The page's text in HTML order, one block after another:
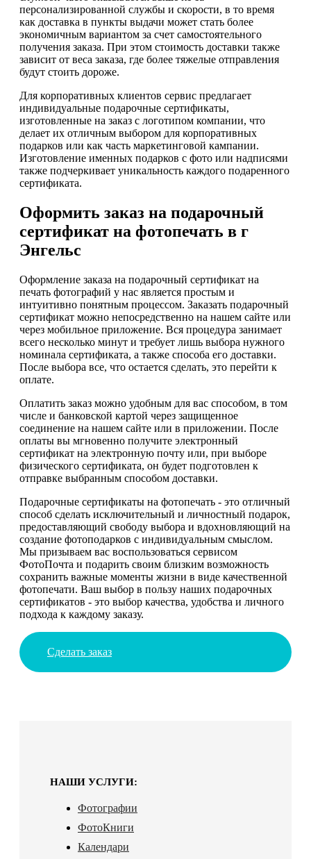
персонализированной службы и скорости, в то время
как доставка в пункты выдачи может стать более
экономичным вариантом за счет самостоятельного
получения заказа. При этом стоимость доставки также
зависит от веса заказа, где более тяжелые отправления
будут стоить дороже.
Для корпоративных клиентов сервис предлагает
индивидуальные подарочные сертификаты,
изготовленные на заказ с логотипом компании, что
делает их отличным выбором для корпоративных
подарков или как часть маркетинговой кампании.
Изготовление именных подарков с фото или надписями
также подчеркивает уникальность каждого подаренного
сертификата.
Оформить заказ на подарочный
сертификат на фотопечать в г
Энгельс
Оформление заказа на подарочный сертификат на
печать фотографий у нас является простым и
интуитивно понятным процессом. Заказать подарочный
сертификат можно непосредственно на нашем сайте или
через мобильное приложение. Вся процедура занимает
всего несколько минут и требует лишь выбора нужного
номинала сертификата, а также способа его доставки.
После выбора все, что остается сделать, это перейти к
оплате.
Оплатить заказ можно удобным для вас способом, в том
числе и банковской картой через защищенное
соединение на нашем сайте или в приложении. После
оплаты вы мгновенно получите электронный
сертификат на электронную почту или, при выборе
физического сертификата, он будет подготовлен к
отправке выбранным способом доставки.
Подарочные сертификаты на фотопечать - это отличный
способ сделать исключительный и личностный подарок,
предоставляющий свободу выбора и вдохновляющий на
создание фотоподарков с индивидуальным смыслом.
Мы призываем вас воспользоваться сервисом
ФотоПочта и подарить своим близким возможность
сохранить важные моменты жизни в виде качественной
фотопечати. Ваш выбор в пользу наших подарочных
сертификатов - это выбор качества, удобства и личного
подхода к каждому заказу.
Сделать заказ
НАШИ УСЛУГИ:
Фотографии
ФотоКниги
Календари